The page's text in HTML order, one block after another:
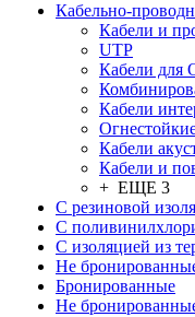
Кабельно-
Кабели и
UTP
Кабели для
Кабели
Кабели
Кабели и
+ ЕЩЕ 3
С резиновой
С
С изоляцией из
Не
Бронированные
Не